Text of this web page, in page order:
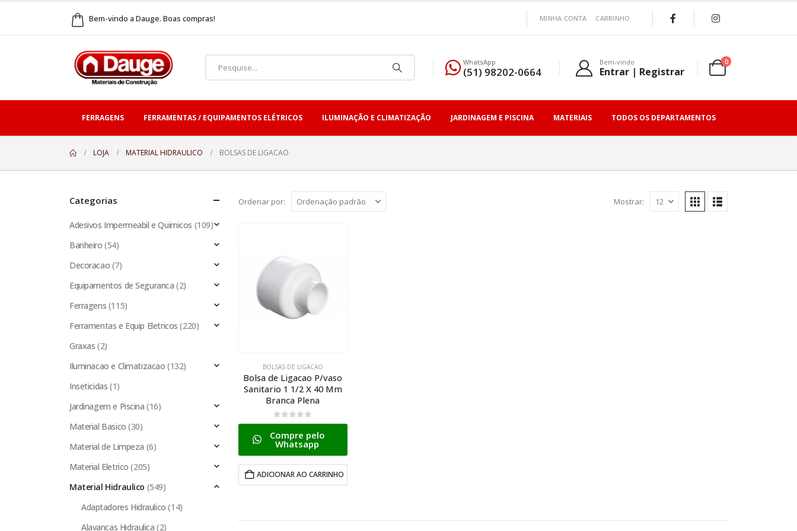
Bem-vindo a Dauge. Boas compras! MINHA CONTA CARRINHO
WhatsApp
(51) 98202-0664
Bem-vindo
Entrar | Registrar
0
FERRAGENS FERRAMENTAS / EQUIPAMENTOS ELÉTRICOS ILUMINAÇÃO E CLIMATIZAÇÃO JARDINAGEM E PISCINA MATERIAIS TODOS OS DEPARTAMENTOS
LOJA MATERIAL HIDRAULICO BOLSAS DE LIGACAO
Ordenar por: Mostrar:
BOLSAS DE LIGACAO
Bolsa de Ligacao P/vaso
Sanitario 1 1/2 X 40 Mm
Branca Plena
0de 5
Compre pelo
Whatsapp
ADICIONAR AO CARRINHO
Categorias
Adesivos Impermeabil e Quimicos (109)
Banheiro (54)
Decoracao (7)
Equipamentos de Seguranca (2)
Ferragens (115)
Ferramentas e Equip Eletricos (220)
Graxas (2)
Iluminacao e Climatizacao (132)
Inseticidas (1)
Jardinagem e Piscina (16)
Material Basico (30)
Material de Limpeza (6)
Material Eletrico (205)
Material Hidraulico (549)
Adaptadores Hidraulico (14)
Alavancas Hidraulica (2)